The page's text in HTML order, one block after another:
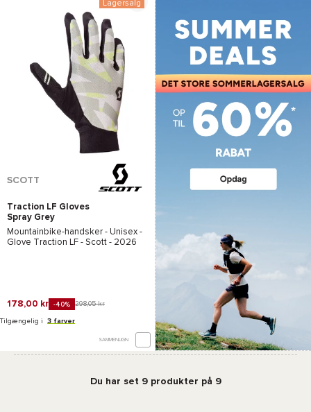
Lagersalg
SCOTT
Traction LF Gloves
Spray Grey
Mountainbike-handsker - Unisex -
Glove Traction LF - Scott - 2026
178,00 kr -40% 298,05 kr
Tilgængelig i 3 farver
SAMMENLIGN
Du har set 9 produkter på 9